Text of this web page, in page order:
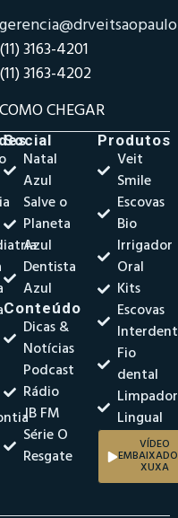
(11) 3163-4201
(11) 3163-4202
COMO CHEGAR
Social
Natal
Azul
Salve o
Planeta
Azul
Dentista
Azul
Conteúdo
Dicas &
Notícias
Podcast
Rádio
JB FM
Série O
Resgate
Produtos
Veit
Smile
Escovas
Bio
Irrigador
Oral
Kits
Escovas
Fio
dental
Limpador
Lingual
VÍDEO
XUXA